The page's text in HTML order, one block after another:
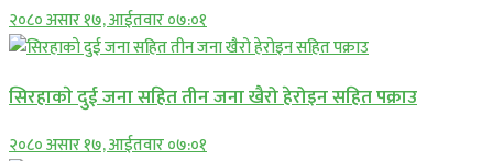
२०८० असार १७, आईतवार ०७:०१
सिरहाकाे दुई जना सहित तीन जना खैरो हेरोइन सहित पक्राउ
२०८० असार १७, आईतवार ०७:०१